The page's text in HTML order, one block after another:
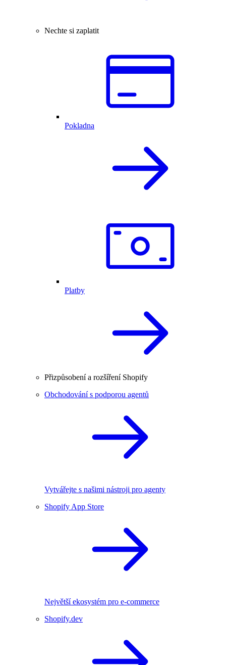
Nechte si zaplatit
Pokladna
Platby
Přizpůsobení a rozšíření Shopify
Obchodování s podporou agentů
Vytvářejte s našimi nástroji pro agenty
Shopify App Store
Největší ekosystém pro e-commerce
Shopify.dev